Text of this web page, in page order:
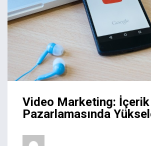
Video Marketing: İçerik
Pazarlamasında